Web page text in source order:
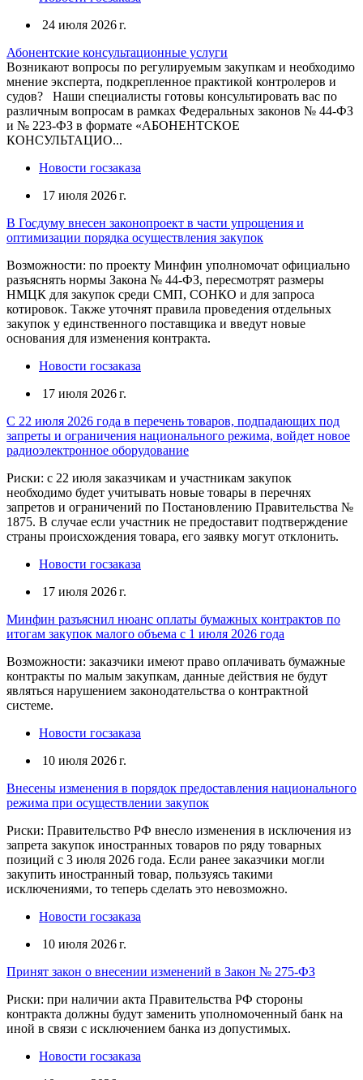
24 июля 2026 г.
Абонентские консультационные услуги
Возникают вопросы по регулируемым закупкам и необходимо
мнение эксперта, подкрепленное практикой контролеров и
судов? Наши специалисты готовы консультировать вас по
различным вопросам в рамках Федеральных законов № 44-ФЗ
и № 223-ФЗ в формате «АБОНЕНТСКОЕ
КОНСУЛЬТАЦИО...
Новости госзаказа
17 июля 2026 г.
В Госдуму внесен законопроект в части упрощения и
оптимизации порядка осуществления закупок
Возможности: по проекту Минфин уполномочат официально
разъяснять нормы Закона № 44-ФЗ, пересмотрят размеры
НМЦК для закупок среди СМП, СОНКО и для запроса
котировок. Также уточнят правила проведения отдельных
закупок у единственного поставщика и введут новые
основания для изменения контракта.
Новости госзаказа
17 июля 2026 г.
С 22 июля 2026 года в перечень товаров, подпадающих под
запреты и ограничения национального режима, войдет новое
радиоэлектронное оборудование
Риски: с 22 июля заказчикам и участникам закупок
необходимо будет учитывать новые товары в перечнях
запретов и ограничений по Постановлению Правительства №
1875. В случае если участник не предоставит подтверждение
страны происхождения товара, его заявку могут отклонить.
Новости госзаказа
17 июля 2026 г.
Минфин разъяснил нюанс оплаты бумажных контрактов по
итогам закупок малого объема с 1 июля 2026 года
Возможности: заказчики имеют право оплачивать бумажные
контракты по малым закупкам, данные действия не будут
являться нарушением законодательства о контрактной
системе.
Новости госзаказа
10 июля 2026 г.
Внесены изменения в порядок предоставления национального
режима при осуществлении закупок
Риски: Правительство РФ внесло изменения в исключения из
запрета закупок иностранных товаров по ряду товарных
позиций с 3 июля 2026 года. Если ранее заказчики могли
закупить иностранный товар, пользуясь такими
исключениями, то теперь сделать это невозможно.
Новости госзаказа
10 июля 2026 г.
Принят закон о внесении изменений в Закон № 275-ФЗ
Риски: при наличии акта Правительства РФ стороны
контракта должны будут заменить уполномоченный банк на
иной в связи с исключением банка из допустимых.
Новости госзаказа